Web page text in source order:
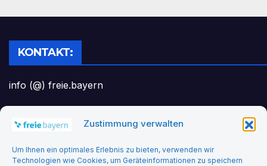
Zustimmung verwalten
Um Ihnen ein optimales Erlebnis zu bieten, verwenden wir
Technologien wie Cookies, um Geräteinformationen zu speichern
KONTAKT:
info (@) freie.bayern